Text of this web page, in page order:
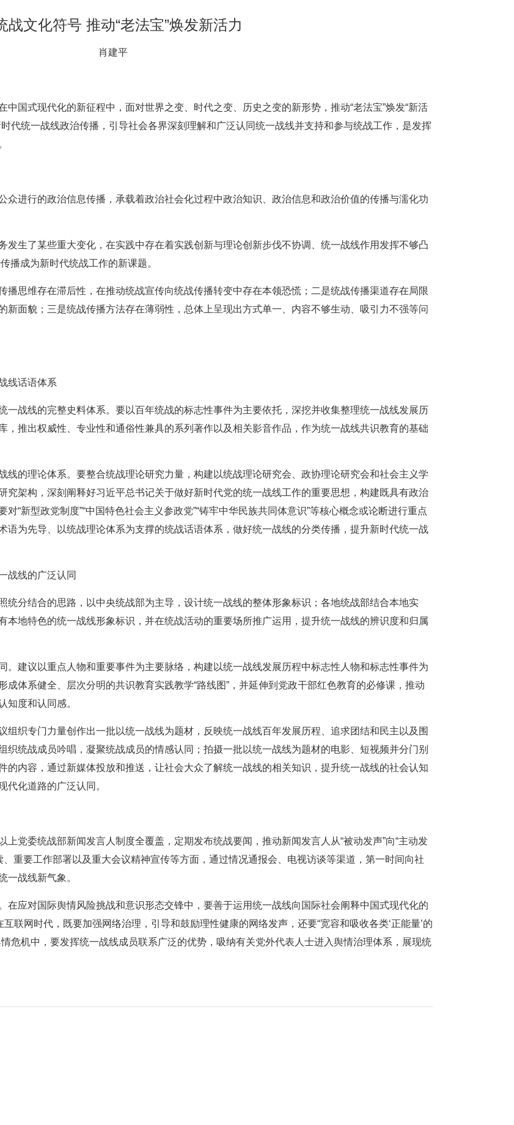
战文化符号 推动“老法宝”焕发新活力
肖建平
国式现代化的新征程中，面对世界之变、时代之变、历史之变的新形势，推动“老法宝”焕发“新活
代统一战线政治传播，引导社会各界深刻理解和广泛认同统一战线并支持和参与统战工作，是发挥
众进行的政治信息传播，承载着政治社会化过程中政治知识、政治信息和政治价值的传播与濡化功
发生了某些重大变化，在实践中存在着实践创新与理论创新步伐不协调、统一战线作用发挥不够凸
播成为新时代统战工作的新课题。
播思维存在滞后性，在推动统战宣传向统战传播转变中存在本领恐慌；二是统战传播渠道存在局限
新面貌；三是统战传播方法存在薄弱性，总体上呈现出方式单一、内容不够生动、吸引力不强等问
线话语体系
一战线的完整史料体系。要以百年统战的标志性事件为主要依托，深挖并收集整理统一战线发展历
，推出权威性、专业性和通俗性兼具的系列著作以及相关影音作品，作为统一战线共识教育的基础
线的理论体系。要整合统战理论研究力量，构建以统战理论研究会、政协理论研究会和社会主义学
究架构，深刻阐释好习近平总书记关于做好新时代党的统一战线工作的重要思想，构建既具有政治
“新型政党制度”“中国特色社会主义参政党”“铸牢中华民族共同体意识”等核心概念或论断进行重点
语为先导、以统战理论体系为支撑的统战话语体系，做好统一战线的分类传播，提升新时代统一战
战线的广泛认同
统分结合的思路，以中央统战部为主导，设计统一战线的整体形象标识；各地统战部结合本地实
本地特色的统一战线形象标识，并在统战活动的重要场所推广运用，提升统一战线的辨识度和归属
。建议以重点人物和重要事件为主要脉络，构建以统一战线发展历程中标志性人物和标志性事件为
体系健全、层次分明的共识教育实践教学“路线图”，并延伸到党政干部红色教育的必修课，推动
知度和认同感。
组织专门力量创作出一批以统一战线为题材，反映统一战线百年发展历程、追求团结和民主以及围
统战成员吟唱，凝聚统战成员的情感认同；拍摄一批以统一战线为题材的电影、短视频并分门别
的内容，通过新媒体投放和推送，让社会大众了解统一战线的相关知识，提升统一战线的社会认知
代化道路的广泛认同。
党委统战部新闻发言人制度全覆盖，定期发布统战要闻，推动新闻发言人从“被动发声”向“主动发
、重要工作部署以及重大会议精神宣传等方面，通过情况通报会、电视访谈等渠道，第一时间向社
一战线新气象。
在应对国际舆情风险挑战和意识形态交锋中，要善于运用统一战线向国际社会阐释中国式现代化的
联网时代，既要加强网络治理，引导和鼓励理性健康的网络发声，还要“宽容和吸收各类‘正能量’的
危机中，要发挥统一战线成员联系广泛的优势，吸纳有关党外代表人士进入舆情治理体系，展现统